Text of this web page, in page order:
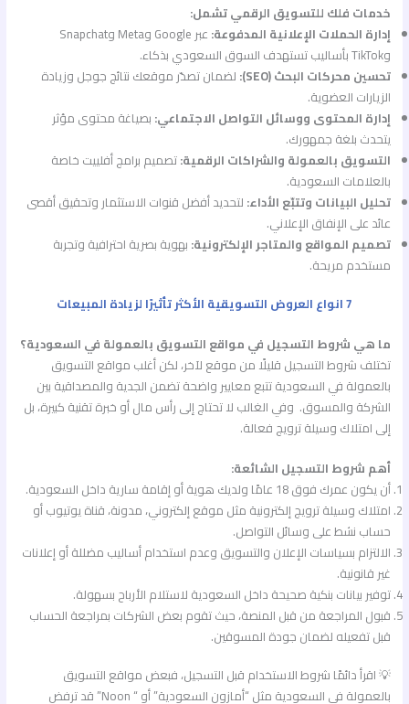
خدمات فلك للتسويق الرقمي تشمل:
إدارة الحملات الإعلانية المدفوعة:
عبر Google وMeta وSnapchat
وTikTok بأساليب تستهدف السوق السعودي بذكاء.
تحسين محركات البحث (SEO):
لضمان تصدّر موقعك نتائج جوجل وزيادة
الزيارات العضوية.
إدارة المحتوى ووسائل التواصل الاجتماعي: بصياغة محتوى مؤثر
يتحدث بلغة جمهورك.
التسويق بالعمولة والشراكات الرقمية:تصميم برامج أفلييت خاصة
بالعلامات السعودية.
تحليل البيانات وتتبّع الأداء: لتحديد أفضل قنوات الاستثمار وتحقيق أقصى
عائد على الإنفاق الإعلاني.
تصميم المواقع والمتاجر الإلكترونية: بهوية بصرية احترافية وتجربة
مستخدم مريحة.
7 انواع العروض التسويقية الأكثر تأثيرًا لزيادة المبيعات
ما هي شروط التسجيل في مواقع التسويق بالعمولة في السعودية؟
تختلف شروط التسجيل قليلًا من موقع لآخر، لكن أغلب مواقع التسويق
بالعمولة في السعودية تتبع معايير واضحة تضمن الجدية والمصداقية بين
الشركة والمسوق. وفي الغالب لا تحتاج إلى رأس مال أو خبرة تقنية كبيرة، بل
إلى امتلاك وسيلة ترويج فعالة.
أهم شروط التسجيل الشائعة:
أن يكون عمرك فوق 18 عامًا ولديك هوية أو إقامة سارية داخل السعودية.
امتلاك وسيلة ترويج إلكترونية مثل موقع إلكتروني، مدونة، قناة يوتيوب أو
حساب نشط على وسائل التواصل.
الالتزام بسياسات الإعلان والتسويق وعدم استخدام أساليب مضللة أو إعلانات
غير قانونية.
توفير بيانات بنكية صحيحة داخل السعودية لاستلام الأرباح بسهولة.
قبول المراجعة من قبل المنصة، حيث تقوم بعض الشركات بمراجعة الحساب
قبل تفعيله لضمان جودة المسوقين.
💡 اقرأ دائمًا شروط الاستخدام قبل التسجيل، فبعض مواقع التسويق
بالعمولة في السعودية مثل “أمازون السعودية” أو “ Noon” قد ترفض